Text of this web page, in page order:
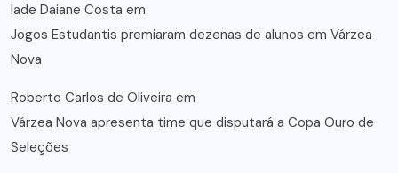
lade Daiane Costa em
Jogos Estudantis premiaram dezenas de alunos em Várzea
Nova
Roberto Carlos de Oliveira em
Várzea Nova apresenta time que disputará a Copa Ouro de
Seleções